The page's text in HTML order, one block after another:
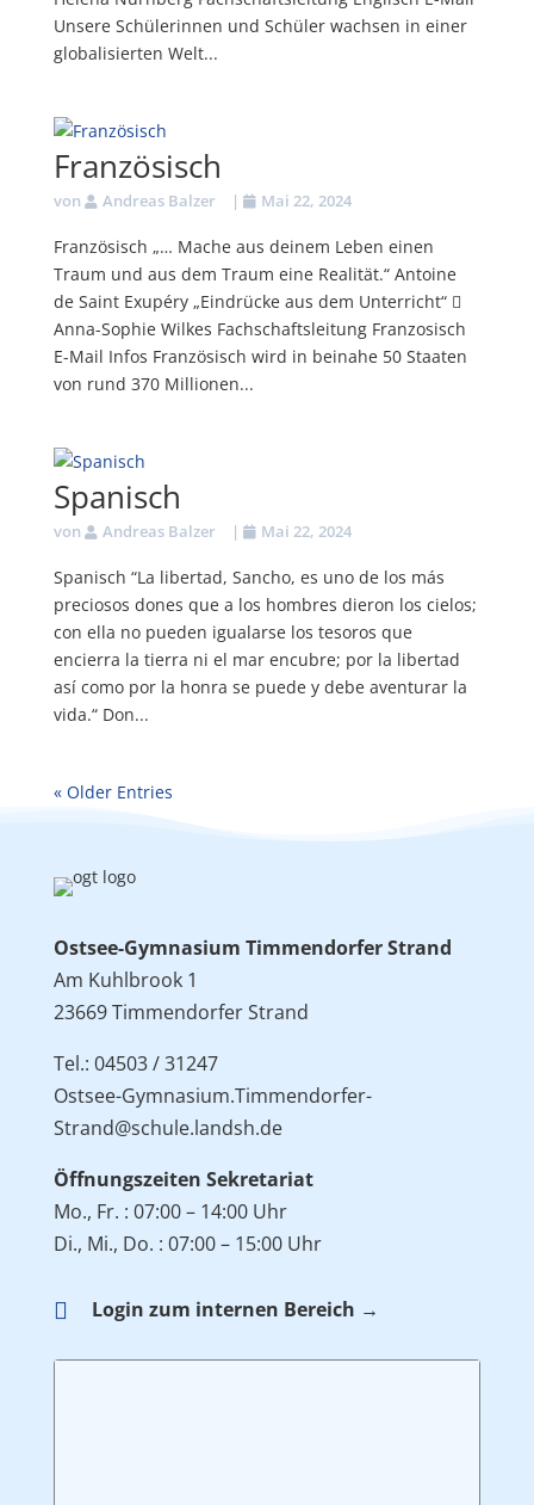
Unsere Schülerinnen und Schüler wachsen in einer
globalisierten Welt...
Französisch
von Andreas Balzer | Mai 22, 2024
Französisch „… Mache aus deinem Leben einen
Traum und aus dem Traum eine Realität.“ Antoine
de Saint Exupéry „Eindrücke aus dem Unterricht“ 
Anna-Sophie Wilkes Fachschaftsleitung Franzosisch
E-Mail Infos Französisch wird in beinahe 50 Staaten
von rund 370 Millionen...
Spanisch
von Andreas Balzer | Mai 22, 2024
Spanisch “La libertad, Sancho, es uno de los más
preciosos dones que a los hombres dieron los cielos;
con ella no pueden igualarse los tesoros que
encierra la tierra ni el mar encubre; por la libertad
así como por la honra se puede y debe aventurar la
vida.“ Don...
« Older Entries
Ostsee-Gymnasium Timmendorfer Strand
Am Kuhlbrook 1
23669 Timmendorfer Strand
Tel.: 04503 / 31247
Ostsee-Gymnasium.Timmendorfer-
Strand@schule.landsh.de
Öffnungszeiten Sekretariat
Mo., Fr. : 07:00 – 14:00 Uhr
Di., Mi., Do. : 07:00 – 15:00 Uhr
 Login zum internen Bereich →